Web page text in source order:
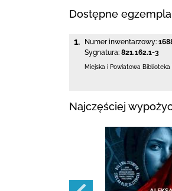
Dostępne
1. Numer inwentarzowy:
Sygnatura: 821.162.1-3
Miejska i Powiatowa Biblioteka
Najczęściej